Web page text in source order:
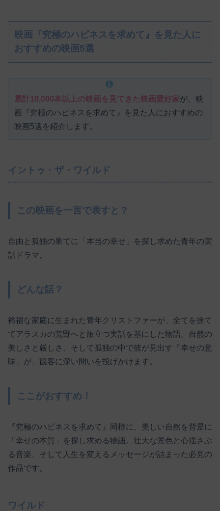
映画『究極のハピネスを求めて』を見た人に
おすすめの映画5選
累計10,000本以上の映画を見てきた映画愛好家が、映
画『究極のハピネスを求めて』を見た人におすすめの
映画5選を紹介します。
イントゥ・ザ・ワイルド
この映画を一言で表すと？
自由と孤独の果てに「本当の幸せ」を探し求めた青年の実
話ドラマ。
どんな話？
裕福な家庭に生まれた青年クリストファーが、全てを捨て
てアラスカの荒野へと旅立つ実話を基にした物語。自然の
美しさと厳しさ、そして孤独の中で彼が見出す「幸せの意
味」が、観客に深い問いを投げかけます。
ここがおすすめ！
『究極のハピネスを求めて』同様に、美しい自然を背景に
「幸せの本質」を探し求める物語。壮大な景色と心揺さぶ
る音楽、そして人生を変えるメッセージが詰まった必見の
作品です。
ワイルド